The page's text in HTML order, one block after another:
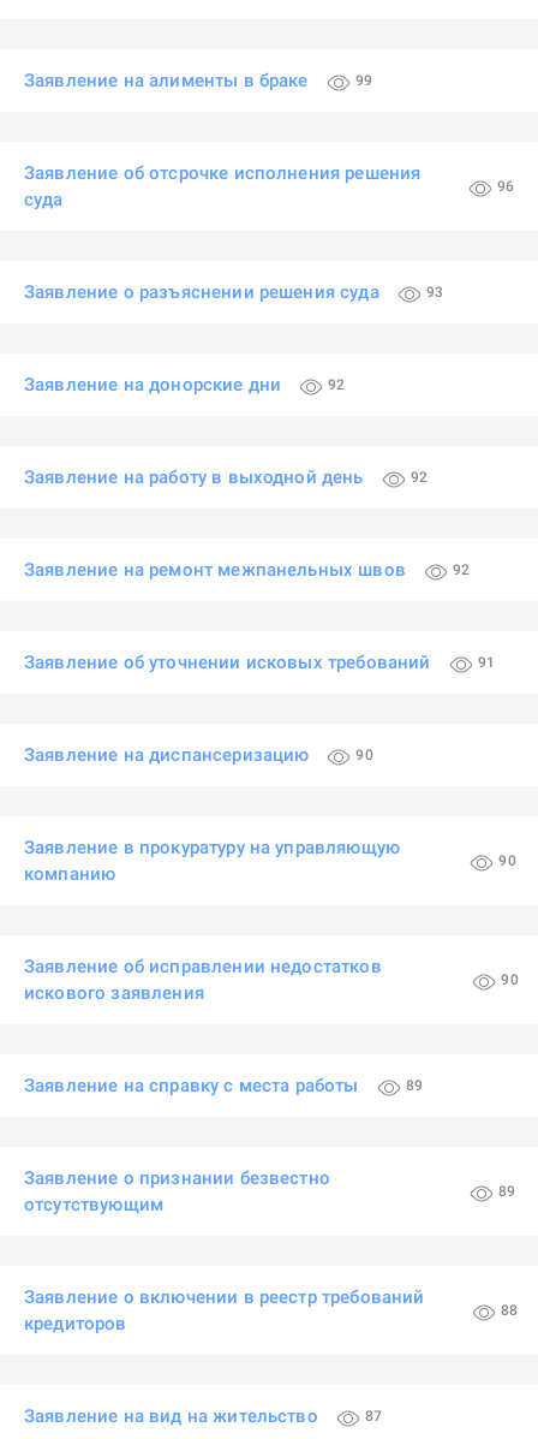
Заявление на алименты в браке 99
Заявление об отсрочке исполнения решения
суда
96
Заявление о разъяснении решения суда 93
Заявление на донорские дни 92
Заявление на работу в выходной день 92
Заявление на ремонт межпанельных швов 92
Заявление об уточнении исковых требований 91
Заявление на диспансеризацию 90
Заявление в прокуратуру на управляющую
компанию
90
Заявление об исправлении недостатков
искового заявления
90
Заявление на справку с места работы 89
Заявление о признании безвестно
отсутствующим
89
Заявление о включении в реестр требований
кредиторов
88
Заявление на вид на жительство 87